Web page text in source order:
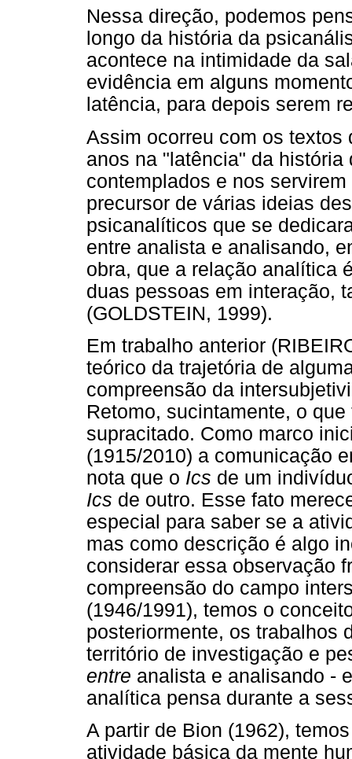
Nessa direção, podemos
longo da história da
acontece na intimidade da
evidência em alguns
latência, para depois serem
Assim ocorreu com os textos
anos na "latência" da
contemplados e nos
precursor de várias ideias
psicanalíticos que se
entre analista e analisando,
obra, que a relação analítica
duas pessoas em interação,
(GOLDSTEIN, 1999).
Em trabalho anterior
teórico da trajetória de
compreensão da
Retomo, sucintamente, o
supracitado. Como marco
(1915/2010) a comunicação
nota que o Ics de um
Ics de outro. Esse fato
especial para saber se a
mas como descrição é algo
considerar essa observação
compreensão do campo
(1946/1991), temos o
posteriormente, os trabalhos
território de investigação e
entre analista e analisando -
analítica pensa durante a
A partir de Bion (1962),
atividade básica da mente